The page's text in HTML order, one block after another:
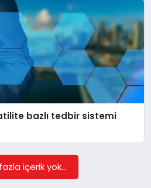
bazlı tedbir sistemi
içerik yok...